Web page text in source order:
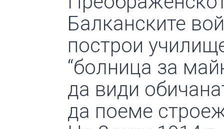
Балканските
построи
“болница за
да види
да поеме